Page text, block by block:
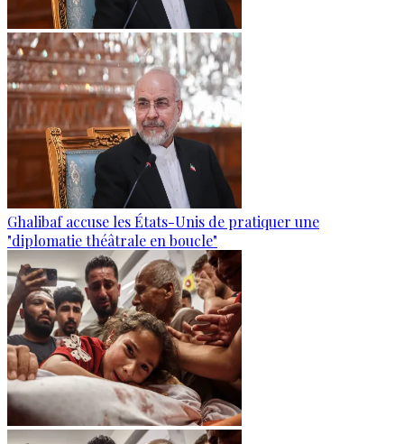
Ghalibaf accuse les États-Unis de pratiquer une
"diplomatie théâtrale en boucle"